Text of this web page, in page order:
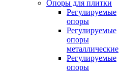
Опоры для плитки
Регулируемые
опоры
Регулируемые
опоры
металлические
Регулируемые
опоры